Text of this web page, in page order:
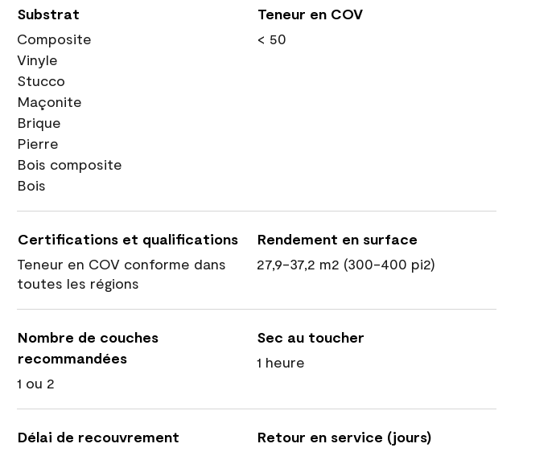
Substrat
Composite
Vinyle
Stucco
Maçonite
Brique
Pierre
Bois composite
Bois
Teneur en COV
< 50
Certifications et qualifications
Teneur en COV conforme dans
toutes les régions
Rendement en surface
27,9-37,2 m2 (300-400 pi2)
Nombre de couches
recommandées
1 ou 2
Sec au toucher
1 heure
Délai de recouvrement
Retour en service (jours)